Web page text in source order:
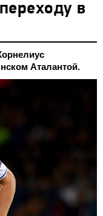
в
Аталантой.